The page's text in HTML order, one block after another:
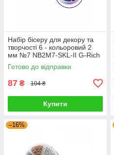
Набір бісеру для декору та
творчості 6 - кольоровий 2
мм №7 NB2M7-SKL-II G-Rich
Готово до відправки
87 ₴ 104 ₴
Купити
–16%